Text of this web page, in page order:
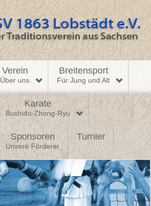
Verein
Über uns
Breitensport
Für Jung und Alt
Karate
Bushido-Zhong-Ryu
Sponsoren
Unsere Förderer
Turnier